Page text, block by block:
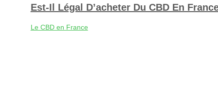
Est-Il Légal D’acheter Du CBD En
Le CBD en France